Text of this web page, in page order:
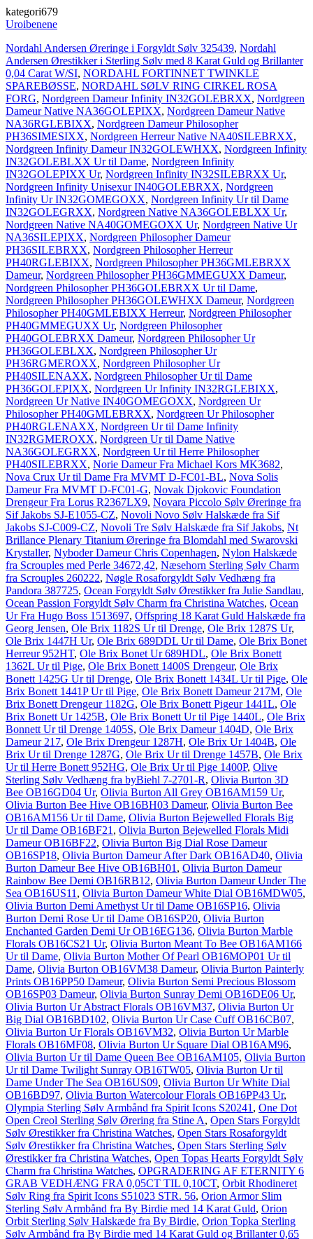
kategori679
Uroibenene
Nordahl Andersen Øreringe i Forgyldt Sølv 325439, Nordahl
Andersen Ørestikker i Sterling Sølv med 8 Karat Guld og Brillanter
0,04 Carat W/SI, NORDAHL FORTINNET TWINKLE
SPAREBØSSE, NORDAHL SØLV RING CIRKEL ROSA
FORG, Nordgreen Dameur Infinity IN32GOLEBRXX, Nordgreen
Dameur Native NA36GOLEPIXX, Nordgreen Dameur Native
NA36RGLEBIXX, Nordgreen Dameur Philosopher
PH36SIMESIXX, Nordgreen Herreur Native NA40SILEBRXX,
Nordgreen Infinity Dameur IN32GOLEWHXX, Nordgreen Infinity
IN32GOLEBLXX Ur til Dame, Nordgreen Infinity
IN32GOLEPIXX Ur, Nordgreen Infinity IN32SILEBRXX Ur,
Nordgreen Infinity Unisexur IN40GOLEBRXX, Nordgreen
Infinity Ur IN32GOMEGOXX, Nordgreen Infinity Ur til Dame
IN32GOLEGRXX, Nordgreen Native NA36GOLEBLXX Ur,
Nordgreen Native NA40GOMEGOXX Ur, Nordgreen Native Ur
NA36SILEPIXX, Nordgreen Philosopher Dameur
PH36SILEBRXX, Nordgreen Philosopher Herreur
PH40RGLEBIXX, Nordgreen Philosopher PH36GMLEBRXX
Dameur, Nordgreen Philosopher PH36GMMEGUXX Dameur,
Nordgreen Philosopher PH36GOLEBRXX Ur til Dame,
Nordgreen Philosopher PH36GOLEWHXX Dameur, Nordgreen
Philosopher PH40GMLEBIXX Herreur, Nordgreen Philosopher
PH40GMMEGUXX Ur, Nordgreen Philosopher
PH40GOLEBRXX Dameur, Nordgreen Philosopher Ur
PH36GOLEBLXX, Nordgreen Philosopher Ur
PH36RGMEROXX, Nordgreen Philosopher Ur
PH40SILENAXX, Nordgreen Philosopher Ur til Dame
PH36GOLEPIXX, Nordgreen Ur Infinity IN32RGLEBIXX,
Nordgreen Ur Native IN40GOMEGOXX, Nordgreen Ur
Philosopher PH40GMLEBRXX, Nordgreen Ur Philosopher
PH40RGLENAXX, Nordgreen Ur til Dame Infinity
IN32RGMEROXX, Nordgreen Ur til Dame Native
NA36GOLEGRXX, Nordgreen Ur til Herre Philosopher
PH40SILEBRXX, Norie Dameur Fra Michael Kors MK3682,
Nova Crux Ur til Dame Fra MVMT D-FC01-BL, Nova Solis
Dameur Fra MVMT D-FC01-G, Novak Djokovic Foundation
Drengeur Fra Lorus R2367LX9, Novara Piccolo Sølv Øreringe fra
Sif Jakobs SJ-E1055-CZ, Novoli Novo Sølv Halskæde fra Sif
Jakobs SJ-C009-CZ, Novoli Tre Sølv Halskæde fra Sif Jakobs, Nt
Brillance Plenary Titanium Øreringe fra Blomdahl med Swarovski
Krystaller, Nyboder Dameur Chris Copenhagen, Nylon Halskæde
fra Scrouples med Perle 34672,42, Næsehorn Sterling Sølv Charm
fra Scrouples 260222, Nøgle Rosaforgyldt Sølv Vedhæng fra
Pandora 387725, Ocean Forgyldt Sølv Ørestikker fra Julie Sandlau,
Ocean Passion Forgyldt Sølv Charm fra Christina Watches, Ocean
Ur Fra Hugo Boss 1513697, Offspring 18 Karat Guld Halskæde fra
Georg Jensen, Ole Brix 1182S Ur til Drenge, Ole Brix 1287S Ur,
Ole Brix 1447H Ur, Ole Brix 689DDL Ur til Dame, Ole Brix Bonet
Herreur 952HT, Ole Brix Bonet Ur 689HDL, Ole Brix Bonett
1362L Ur til Pige, Ole Brix Bonett 1400S Drengeur, Ole Brix
Bonett 1425G Ur til Drenge, Ole Brix Bonett 1434L Ur til Pige, Ole
Brix Bonett 1441P Ur til Pige, Ole Brix Bonett Dameur 217M, Ole
Brix Bonett Drengeur 1182G, Ole Brix Bonett Pigeur 1441L, Ole
Brix Bonett Ur 1425B, Ole Brix Bonett Ur til Pige 1440L, Ole Brix
Bonnett Ur til Drenge 1405S, Ole Brix Dameur 1404D, Ole Brix
Dameur 217, Ole Brix Drengeur 1287H, Ole Brix Ur 1404B, Ole
Brix Ur til Drenge 1287G, Ole Brix Ur til Drenge 1457B, Ole Brix
Ur til Herre Bonett 952HG, Ole Brix Ur til Pige 1400P, Olive
Sterling Sølv Vedhæng fra byBiehl 7-2701-R, Olivia Burton 3D
Bee OB16GD04 Ur, Olivia Burton All Grey OB16AM159 Ur,
Olivia Burton Bee Hive OB16BH03 Dameur, Olivia Burton Bee
OB16AM156 Ur til Dame, Olivia Burton Bejewelled Florals Big
Ur til Dame OB16BF21 , Olivia Burton Bejewelled Florals Midi
Dameur OB16BF22, Olivia Burton Big Dial Rose Dameur
OB16SP18, Olivia Burton Dameur After Dark OB16AD40, Olivia
Burton Dameur Bee Hive OB16BH01 , Olivia Burton Dameur
Rainbow Bee Demi OB16RB12, Olivia Burton Dameur Under The
Sea OB16US11 , Olivia Burton Dameur White Dial OB16MDW05,
Olivia Burton Demi Amethyst Ur til Dame OB16SP16, Olivia
Burton Demi Rose Ur til Dame OB16SP20, Olivia Burton
Enchanted Garden Demi Ur OB16EG136, Olivia Burton Marble
Florals OB16CS21 Ur, Olivia Burton Meant To Bee OB16AM166
Ur til Dame, Olivia Burton Mother Of Pearl OB16MOP01 Ur til
Dame, Olivia Burton OB16VM38 Dameur, Olivia Burton Painterly
Prints OB16PP50 Dameur, Olivia Burton Semi Precious Blossom
OB16SP03 Dameur, Olivia Burton Sunray Demi OB16DE06 Ur,
Olivia Burton Ur Abstract Florals OB16VM37, Olivia Burton Ur
Big Dial OB16BD102, Olivia Burton Ur Case Cuff OB16CB07,
Olivia Burton Ur Florals OB16VM32, Olivia Burton Ur Marble
Florals OB16MF08, Olivia Burton Ur Square Dial OB16AM96,
Olivia Burton Ur til Dame Queen Bee OB16AM105, Olivia Burton
Ur til Dame Twilight Sunray OB16TW05, Olivia Burton Ur til
Dame Under The Sea OB16US09, Olivia Burton Ur White Dial
OB16BD97, Olivia Burton Watercolour Florals OB16PP43 Ur,
Olympia Sterling Sølv Armbånd fra Spirit Icons S20241 , One Dot
Open Creol Sterling Sølv Ørering fra Stine A, Open Stars Forgyldt
Sølv Ørestikker fra Christina Watches, Open Stars Rosaforgyldt
Sølv Ørestikker fra Christina Watches, Open Stars Sterling Sølv
Ørestikker fra Christina Watches, Open Topas Hearts Forgyldt Sølv
Charm fra Christina Watches, OPGRADERING AF ETERNITY 6
GRAB VEDHÆNG FRA 0,05CT TIL 0,10CT, Orbit Rhodineret
Sølv Ring fra Spirit Icons S51023 STR. 56, Orion Armor Slim
Sterling Sølv Armbånd fra By Birdie med 14 Karat Guld, Orion
Orbit Sterling Sølv Halskæde fra By Birdie, Orion Topka Sterling
Sølv Armbånd fra By Birdie med 14 Karat Guld og Brillanter 0,65